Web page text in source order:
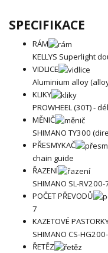
SPECIFIKACE
RÁM
KELLYS Superlight
VIDLICE
Aluminium alloy
KLIKY
PROWHEEL (30T) -
MĚNIČ
SHIMANO TY300
PŘESMYKAČ
chain guide
ŘAZENÍ
SHIMANO SL-
POČET PŘEVODŮ
7
KAZETOVÉ
SHIMANO CS-
ŘETĚZ